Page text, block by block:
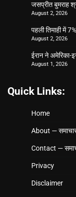
जसप्रीत बुमराह
August 2, 2026
पहली तिमाही में
August 2, 2026
ईरान ने अमेरिका-
August 1, 2026
Quick Links:
Home
About —
Contact —
Privacy
Disclaimer